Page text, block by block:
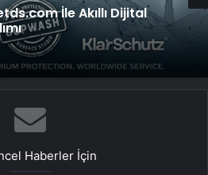
İle Akıllı Dijital
Haberler İçin